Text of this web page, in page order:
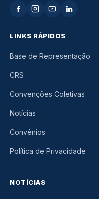
LINKS RÁPIDOS
Base de Representação
CRS
Convenções Coletivas
Notícias
Convênios
Política de Privacidade
NOTÍCIAS